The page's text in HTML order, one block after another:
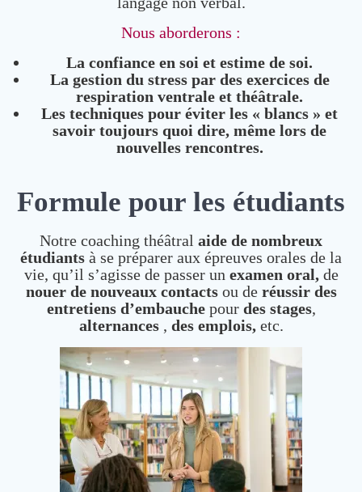
Nous aborderons :
La confiance en soi et estime de soi.
La gestion du stress par des exercices de
respiration ventrale et théâtrale.
Les techniques pour éviter les « blancs » et
savoir toujours quoi dire, même lors de
nouvelles rencontres.
Formule pour les étudiants
Notre coaching théâtral aide de nombreux
étudiants à se préparer aux épreuves orales de la
vie, qu’il s’agisse de passer un examen oral,de
nouer de nouveaux contactsou de réussir des
entretiens d’embauchepour des stages,
alternances, des emplois,etc.